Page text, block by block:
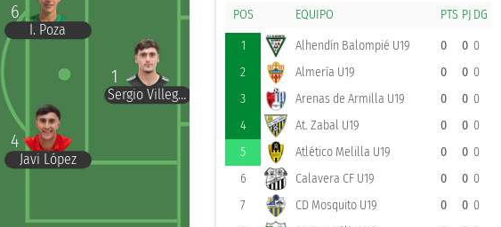
POS EQUIPO PTS PJ DG
1 Alhendín Balompié U19 0 0 0
2
Almería U19 0 0 0
3
Arenas de Armilla U19 0 0 0
4
At. Zabal U19 0 0 0
5
Atlético Melilla U19 0 0 0
6
Calavera CF U19 0 0 0
7
CD Mosquito U19 0 0 0
1
Sergio Villegas
4
Javi López
6
I. Poza